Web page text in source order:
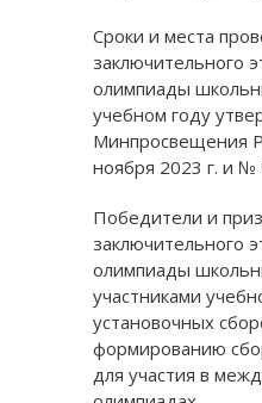
Сроки и места
заключительного
олимпиады
учебном году
Минпросвещения
ноября 2023 г. и №
Победители и
заключительного
олимпиады
участниками
установочных
формированию
для участия в